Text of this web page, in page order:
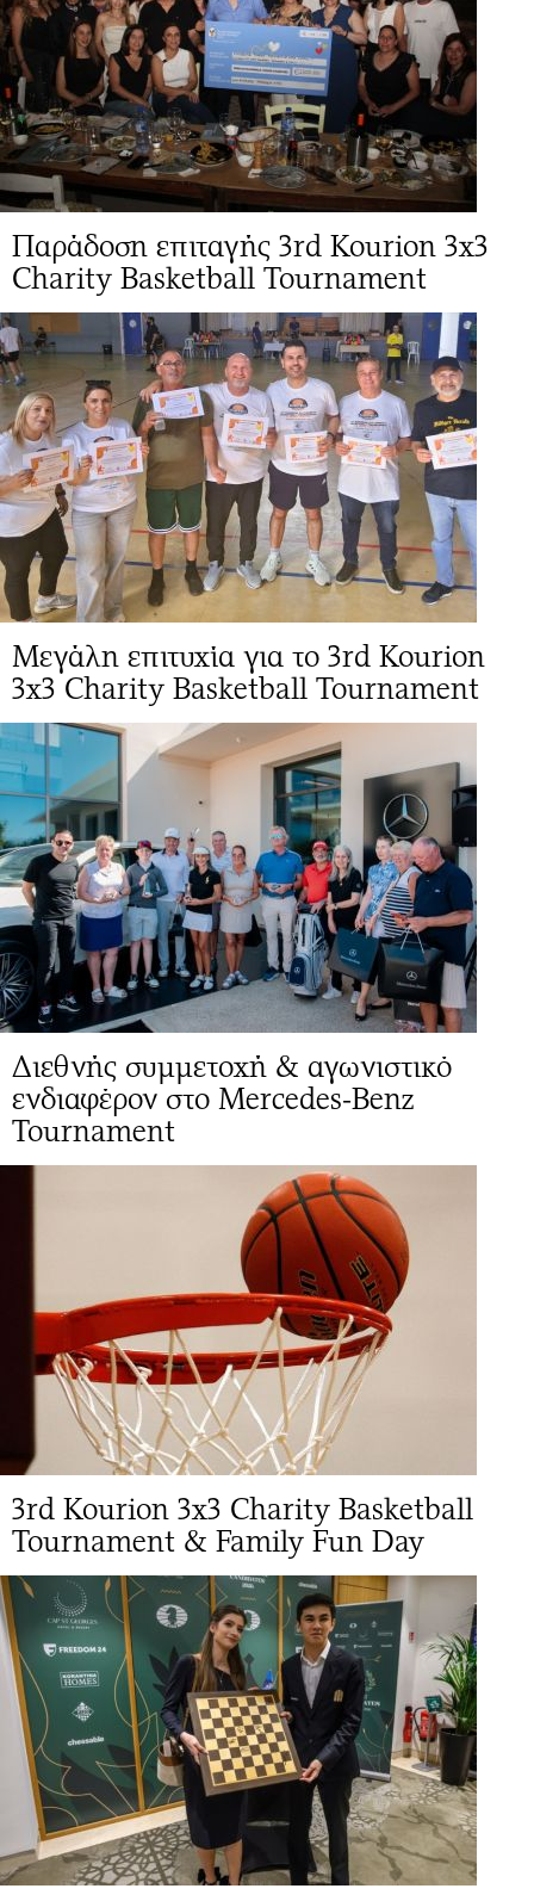
Παράδοση επιταγής 3rd Kourion 3x3
Charity Basketball Tournament
Μεγάλη επιτυχία για το 3rd Kourion
3x3 Charity Basketball Tournament
Διεθνής συμμετοχή & αγωνιστικό
ενδιαφέρον στο Mercedes-Benz
Tournament
3rd Kourion 3x3 Charity Basketball
Tournament & Family Fun Day